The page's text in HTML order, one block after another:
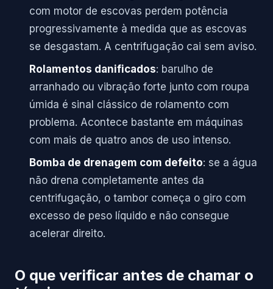
com motor de escovas perdem potência
progressivamente à medida que as escovas
se desgastam. A centrifugação cai sem aviso.
Rolamentos danificados: barulho de
arranhado ou vibração forte junto com roupa
úmida é sinal clássico de rolamento com
problema. Acontece bastante em máquinas
com mais de quatro anos de uso intenso.
Bomba de drenagem com defeito: se a água
não drena completamente antes da
centrifugação, o tambor começa o giro com
excesso de peso líquido e não consegue
acelerar direito.
O que verificar antes de chamar o